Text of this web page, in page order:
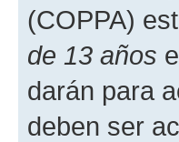
(COPPA)
de 13 años
darán para
deben ser